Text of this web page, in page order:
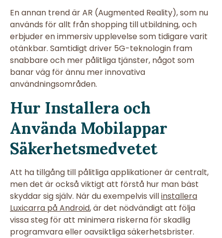
En annan trend är AR (Augmented Reality), som nu
används för allt från shopping till utbildning, och
erbjuder en immersiv upplevelse som tidigare varit
otänkbar. Samtidigt driver 5G-teknologin fram
snabbare och mer pålitliga tjänster, något som
banar väg för ännu mer innovativa
användningsområden.
Hur Installera och
Använda Mobilappar
Säkerhetsmedvetet
Att ha tillgång till pålitliga applikationer är centralt,
men det är också viktigt att förstå hur man bäst
skyddar sig själv. När du exempelvis villinstallera
Luxicarra på Android, är det nödvändigt att följa
vissa steg för att minimera riskerna för skadlig
programvara eller oavsiktliga säkerhetsbrister.